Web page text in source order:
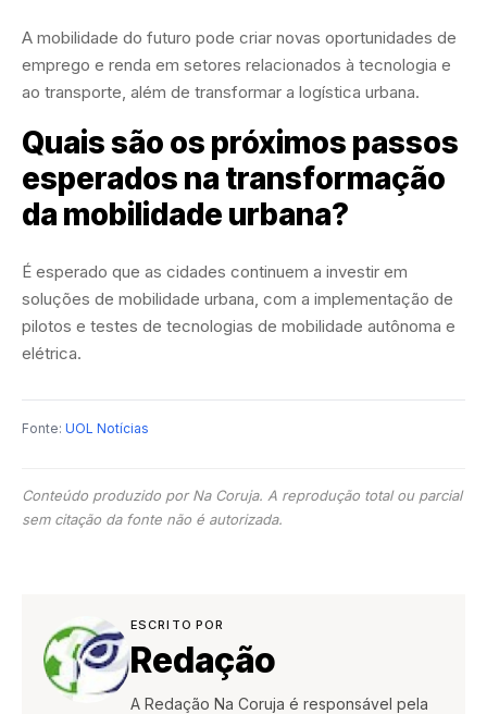
A mobilidade do futuro pode criar novas oportunidades de
emprego e renda em setores relacionados à tecnologia e
ao transporte, além de transformar a logística urbana.
Quais são os próximos passos
esperados na transformação
da mobilidade urbana?
É esperado que as cidades continuem a investir em
soluções de mobilidade urbana, com a implementação de
pilotos e testes de tecnologias de mobilidade autônoma e
elétrica.
Fonte: UOL Notícias
Conteúdo produzido por Na Coruja. A reprodução total ou parcial
sem citação da fonte não é autorizada.
ESCRITO POR
Redação
A Redação Na Coruja é responsável pela